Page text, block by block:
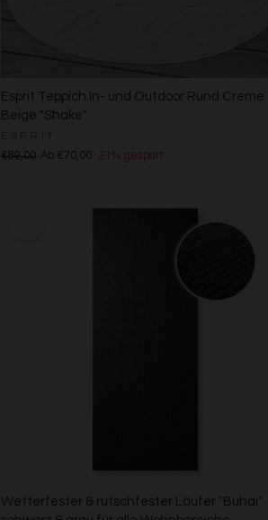
Esprit Teppich In- und Outdoor Rund Creme
Beige "Shake"
€89,00 Ab €70,00 21% gespart
Wetterfester & rutschfester Läufer "Buhai"